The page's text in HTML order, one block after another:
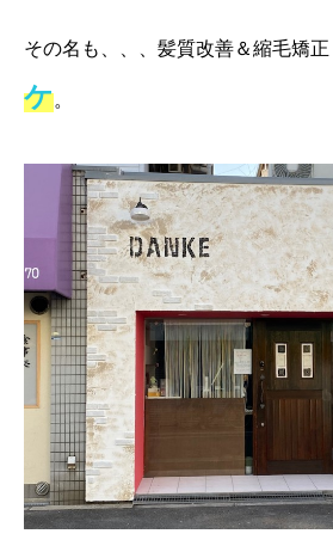
その名も、、、髪質改善＆縮毛矯正
ケ。